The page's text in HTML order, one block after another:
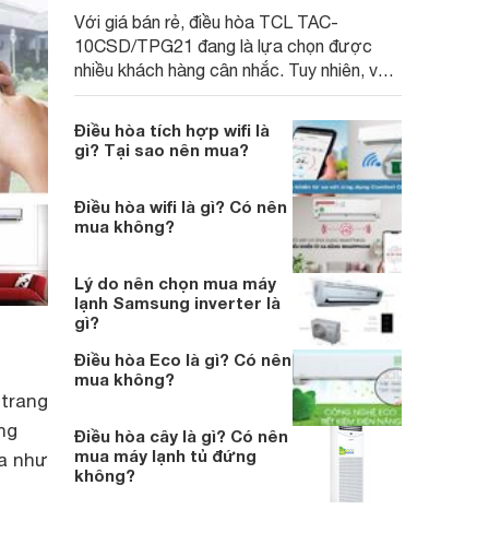
như
Với giá bán rẻ, điều hòa TCL TAC-
10CSD/TPG21 đang là lựa chọn được
nhiều khách hàng cân nhắc. Tuy nhiên, với
những gì được trang bị thì đây liệu rằng có
là lựa chọn tốt ở năm 2025 hay không.
Cùng chúng tôi tìm hiểu và cho mình câu
trả lời.
Điều hòa tích hợp wifi là
gì? Tại sao nên mua?
Điều hòa wifi là gì? Có nên
mua không?
Lý do nên chọn mua máy
lạnh Samsung inverter là
gì?
Điều hòa Eco là gì? Có nên
mua không?
Điều hòa cây là gì? Có nên
mua máy lạnh tủ đứng
không?